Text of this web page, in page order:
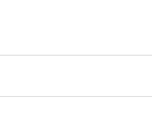
Urtekram Wild
6,90